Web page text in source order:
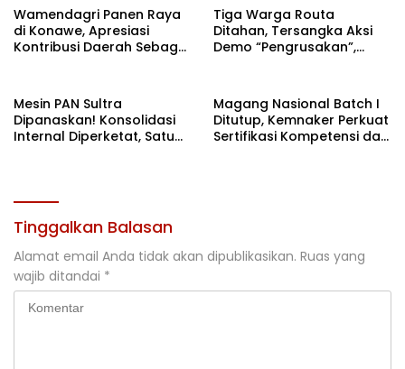
Wamendagri Panen Raya
di Konawe, Apresiasi
Kontribusi Daerah Sebagai
Tiga Warga Routa
Ditahan, Tersangka Aksi
Demo “Pengrusakan”,
Mesin PAN Sultra
Dipanaskan! Konsolidasi
Internal Diperketat, Satu
Magang Nasional Batch I
Ditutup, Kemnaker Perkuat
Sertifikasi Kompetensi dan
Tinggalkan Balasan
Alamat email Anda tidak akan dipublikasikan. Ruas yang
wajib ditandai *